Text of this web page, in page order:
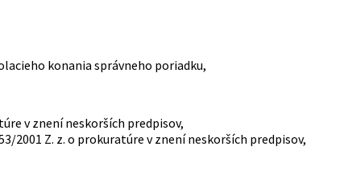
konania správneho poriadku,
v znení neskorších predpisov,
2001 Z. z. o prokuratúre v znení neskorších predpisov,